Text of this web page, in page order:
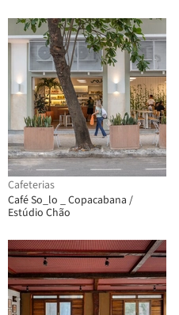
Cafeterias
Café So_lo _ Copacabana /
Estúdio Chão